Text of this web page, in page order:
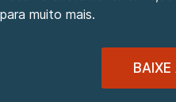
para muito mais.
BAIXE